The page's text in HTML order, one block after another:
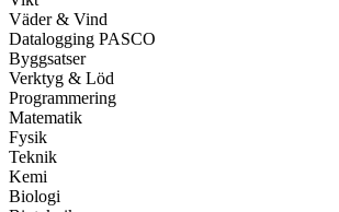
Väder & Vind
Datalogging PASCO
Byggsatser
Verktyg & Löd
Programmering
Matematik
Fysik
Teknik
Kemi
Biologi